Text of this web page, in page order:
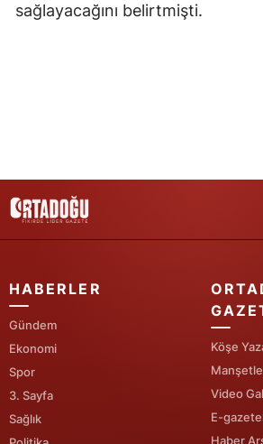
Bartın
Yalova
Karabük
Osmaniye
Düzce
sağlayacağını belirtmişti.
HABERLER
Gündem
Ekonomi
Spor
3. Sayfa
Sağlık
Köşe
Video
E-
Haber